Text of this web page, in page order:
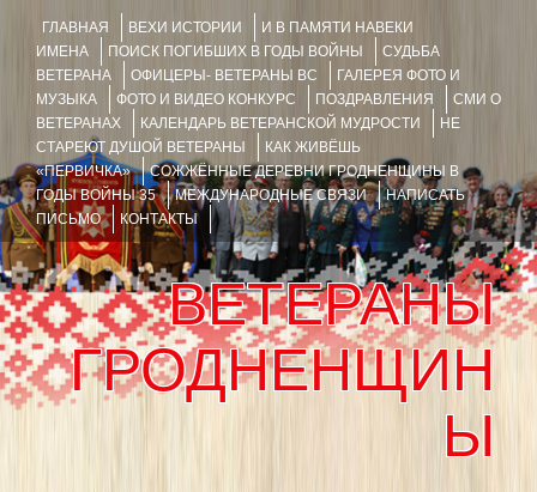
ГЛАВНАЯ ВЕХИ ИСТОРИИ
И В ПАМЯТИ НАВЕКИ
ИМЕНА
ПОИСК ПОГИБШИХ В ГОДЫ ВОЙНЫ
СУДЬБА
ВЕТЕРАНА
ОФИЦЕРЫ- ВЕТЕРАНЫ ВС
ГАЛЕРЕЯ ФОТО И
МУЗЫКА
ФОТО И ВИДЕО КОНКУРС ПОЗДРАВЛЕНИЯ
СМИ О
ВЕТЕРАНАХ
КАЛЕНДАРЬ ВЕТЕРАНСКОЙ МУДРОСТИ
НЕ
СТАРЕЮТ ДУШОЙ ВЕТЕРАНЫ
КАК ЖИВЁШЬ
«ПЕРВИЧКА»
СОЖЖЁННЫЕ ДЕРЕВНИ ГРОДНЕНЩИНЫ В
ГОДЫ ВОЙНЫ 35
МЕЖДУНАРОДНЫЕ СВЯЗИ
НАПИСАТЬ
ПИСЬМО
КОНТАКТЫ
ВЕТЕРАНЫ
ГРОДНЕНЩИН
Ы